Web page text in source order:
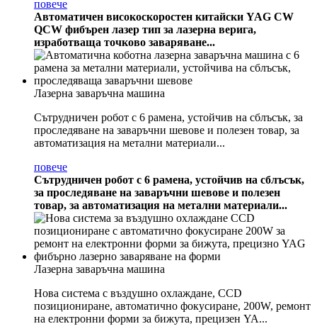
повече
Автоматичен високоскоростен китайски YAG CW
QCW фибърен лазер тип за лазерна верига,
изработваща точково заваряване...
Лазерна заваръчна машина
Сътрудничен робот с 6 рамена, устойчив на сблъсък, за
проследяване на заваръчни шевове и полезен товар, за
автоматизация на метални материали...
повече
Сътрудничен робот с 6 рамена, устойчив на сблъсък,
за проследяване на заваръчни шевове и полезен
товар, за автоматизация на метални материали...
Лазерна заваръчна машина
Нова система с въздушно охлаждане, CCD
позициониране, автоматично фокусиране, 200W, ремонт
на електронни форми за бижута, прецизен YA...